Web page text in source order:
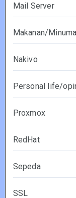
Mail Server
Makanan/
Nakivo
Personal life/
Proxmox
RedHat
Sepeda
SSL